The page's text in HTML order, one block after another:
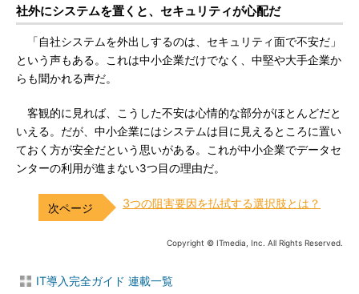
社外にシステムを置くと、セキュリティが心配だ
「自社システムを外出しするのは、セキュリティ面で不安だ」
という声もある。これは中小企業だけでなく、中堅や大手企業か
らも聞かれる声だ。
客観的に見れば、こうした不安は心情的な部分がほとんどだと
いえる。だが、中小企業にはシステムは目に見えるところに置い
ておく方が安全だという思いがある。これが中小企業でデータセ
ンターの利用が進まない3つ目の理由だ。
3つの阻害要因を払拭する選択肢とは？
Copyright © ITmedia, Inc. All Rights Reserved.
IT導入完全ガイド 連載一覧